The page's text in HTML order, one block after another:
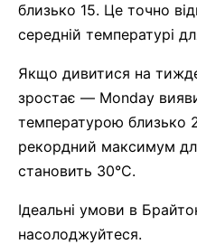
близько 15. Це точно
середній температурі
Якщо дивитися на
зростає — Monday
температурою близько
рекордний максимум
становить 30°C.
Ідеальні умови в
насолоджуйтеся.